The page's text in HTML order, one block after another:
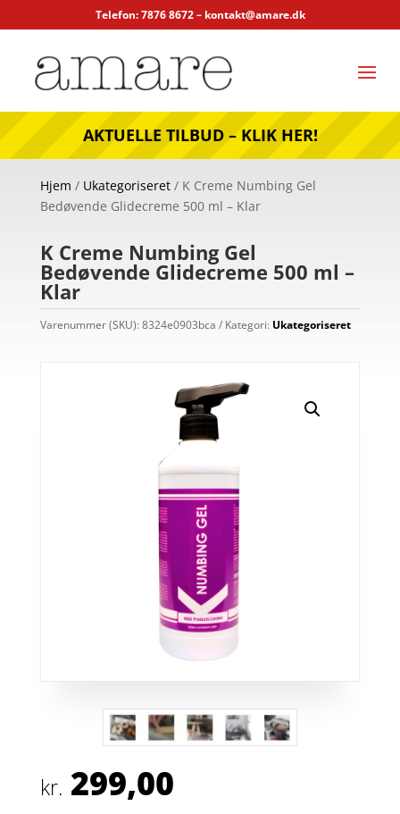
Telefon: 7876 8672 – kontakt@amare.dk
AKTUELLE TILBUD – KLIK HER!
Hjem / Ukategoriseret/ K Creme Numbing Gel
Bedøvende Glidecreme 500 ml – Klar
K Creme Numbing Gel
Bedøvende Glidecreme 500 ml –
Klar
Varenummer (SKU): 8324e0903bca Kategori: Ukategoriseret
kr. 299,00